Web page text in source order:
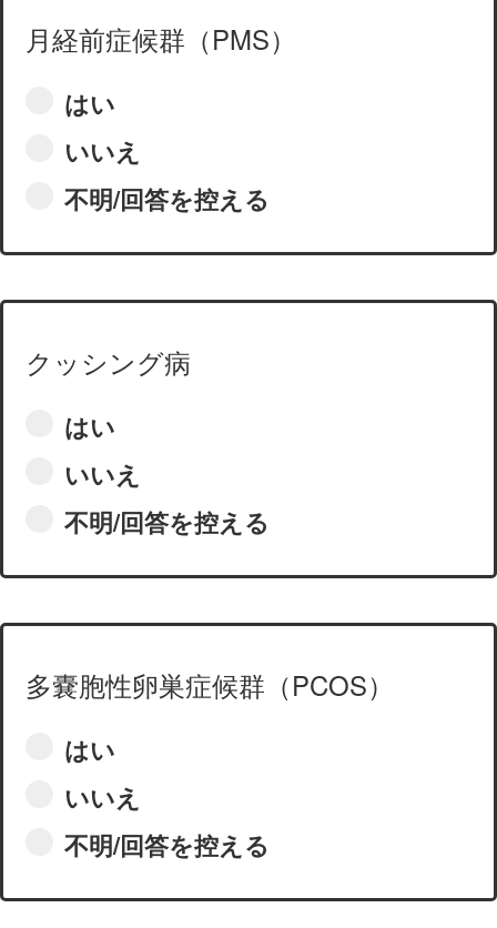
月経前症候群（PMS）
はい
いいえ
不明/回答を控える
クッシング病
はい
いいえ
不明/回答を控える
多嚢胞性卵巣症候群（PCOS）
はい
いいえ
不明/回答を控える